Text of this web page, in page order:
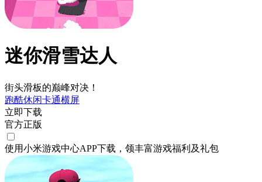
迷你滑雪达人
街头滑板的巅峰对决！
跑酷休闲卡通横屏
立即下载
官方正版
使用小米游戏中心APP下载 ，领丰富游戏福利 及礼包